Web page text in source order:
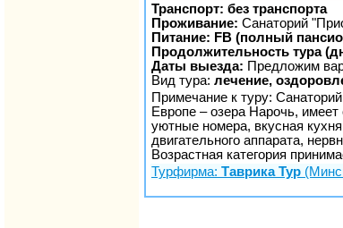
Транспорт: без транспорта
Проживание: Санаторий
Питание: FB (полный
Продолжительность тура
Даты выезда: Предложим
Вид тура: лечение,
Примечание к туру:
Европе – озера Нарочь,
уютные номера, вкусная
двигательного аппарата,
Возрастная категория
Турфирма: Таврика Тур